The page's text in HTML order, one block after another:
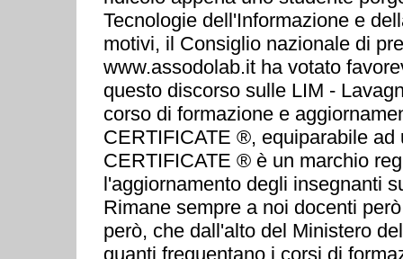
Tecnologie dell'Informazione e
motivi, il Consiglio nazionale di
www.assodolab.it ha votato
questo discorso sulle LIM -
corso di formazione e
CERTIFICATE ®, equiparabile
CERTIFICATE ® è un marchio
l'aggiornamento degli insegnanti
Rimane sempre a noi docenti
però, che dall'alto del Ministero
quanti frequentano i corsi di